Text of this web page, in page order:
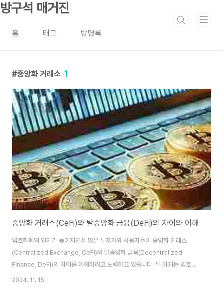
본문 바로가기
방구석 매거진
홈 태그 방명록
중앙화 거래소 1
중앙화 거래소(CeFi)와 탈중앙화 금융(DeFi)의 차이와 이해
암호화폐의 인기가 높아지면서 많은 투자자와 사용자들이 중앙화 거래소
(Centralized Exchange, CeFi)와 탈중앙화 금융(Decentralized
Finance, DeFi)의 차이를 이해하려고 노력하고 있습니다. 두 가지는 암호화
폐 거래 및 금융 활동을 가능하게 하는 중요한 플랫폼이지만, 운영 방식과 사용
2024. 11. 15.